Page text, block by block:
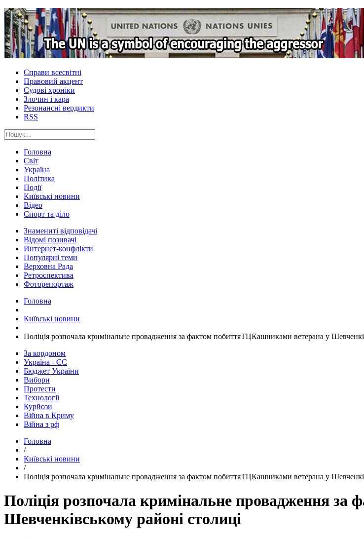
Справи всесвітні
Правовий акцент
Судові хроніки
Злочин і кара
Резонансні вердикти
RSS
Головна
Світ
Україна
Політика
Події
Київські новини
Відео
Спорт та діло
Знамениті відповідачі
Відомі позивачі
Интернет-конфлікти
Популярні теми
Верховна Рада
Ретроспектива
Фоторепортаж
Головна
Київські новини
​Поліція розпочала кримінальне провадження за фактом побиттяТЦКашниками ветерана у
За кордоном
Україна - ЄС
Бюджет України
Вибори
Протести
Технології
Курйози
Війна в Криму
Війна з рф
Головна
/
Київські новини
/
​Поліція розпочала кримінальне провадження за фактом побиттяТЦКашниками ветерана у
​Поліція розпочала кримінальне провадження
Шевченківському районі столиці